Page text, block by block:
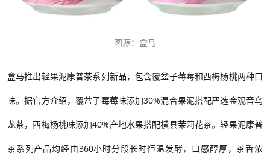
图源：盒马
盒马推出轻果泥康普茶系列新品，包含覆盆子莓莓和西梅杨桃两种口
味。据官方介绍，覆盆子莓莓味添加30%混合果泥搭配严选金观音乌
龙茶，西梅杨桃味添加40%产地水果搭配横县茉莉花茶。轻果泥康普
茶系列产品均经由360小时分段长时恒温发酵，口感醇厚，茶香浓